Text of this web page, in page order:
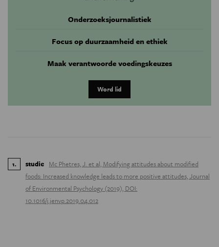
Onderzoeksjournalistiek
Focus op duurzaamheid en ethiek
Maak verantwoorde voedingskeuzes
Word lid
1. studie Mc Phetres, J. et al, Modifying attitudes about modified
foods: Increased knowledge leads to more positive attitudes, Journal
of Environmental Psychology (2019), DOI:
10.1016/j.jenvp.2019.04.012